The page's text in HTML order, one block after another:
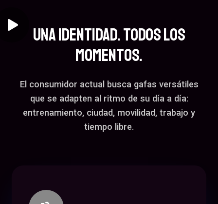
Una Identidad. Todos Los
Momentos.
El consumidor actual busca gafas versátiles
que se adapten al ritmo de su día a día:
entrenamiento, ciudad, movilidad, trabajo y
tiempo libre.